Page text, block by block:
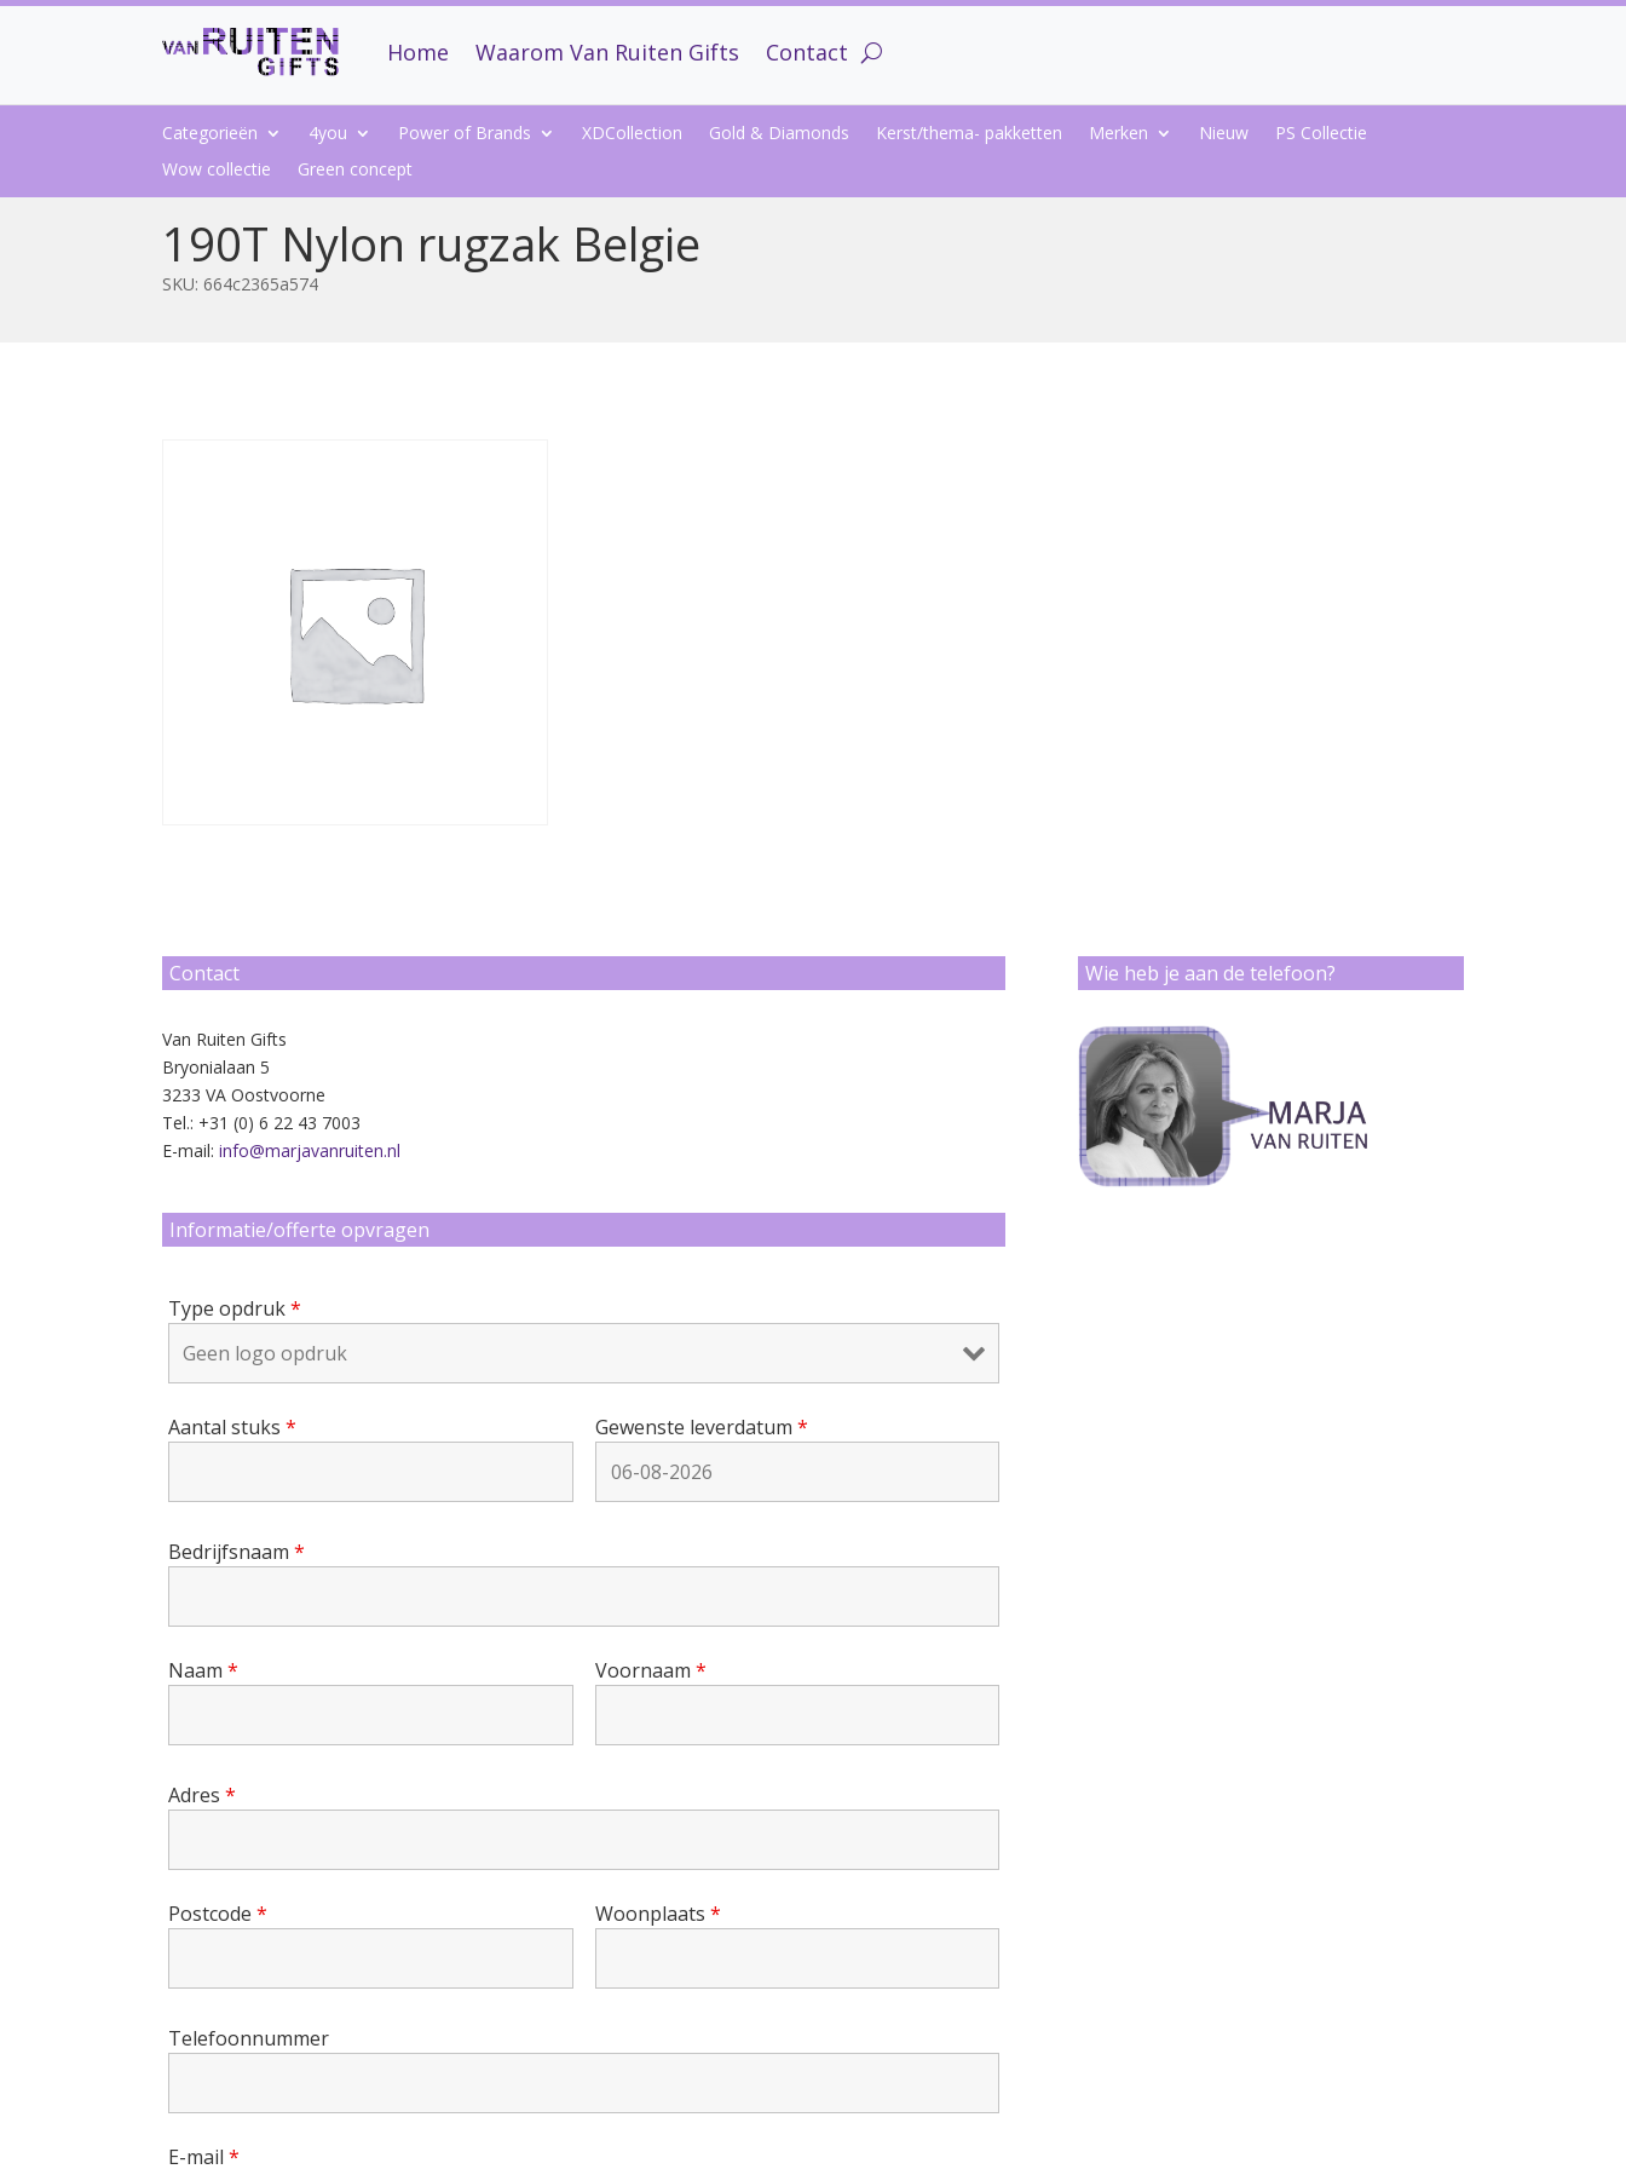
Home Waarom Van Ruiten Gifts Contact
Categorieën 4you Power of Brands XDCollection Gold & Diamonds Kerst/thema- pakketten Merken Nieuw
PS Collectie
Wow collectie
Green concept
190T Nylon rugzak Belgie
SKU: 664c2365a574
Contact
Van Ruiten Gifts
Bryonialaan 5
3233 VA Oostvoorne
Tel.: +31 (0) 6 22 43 7003
E-mail:info@marjavanruiten.nl
Informatie/offerte opvragen
Type opdruk*
Aantal stuks* Gewenste leverdatum *
Bedrijfsnaam*
Naam* Voornaam *
Adres*
Postcode* Woonplaats *
Telefoonnummer
E-mail*
Wie heb je aan de telefoon?